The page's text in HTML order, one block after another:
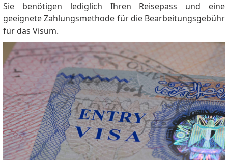
Sie benötigen lediglich Ihren Reisepass und eine
geeignete Zahlungsmethode für die Bearbeitungsgebühr
für das Visum.